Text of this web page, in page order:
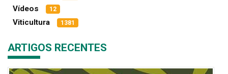
Vídeos 12
Viticultura 1381
ARTIGOS RECENTES